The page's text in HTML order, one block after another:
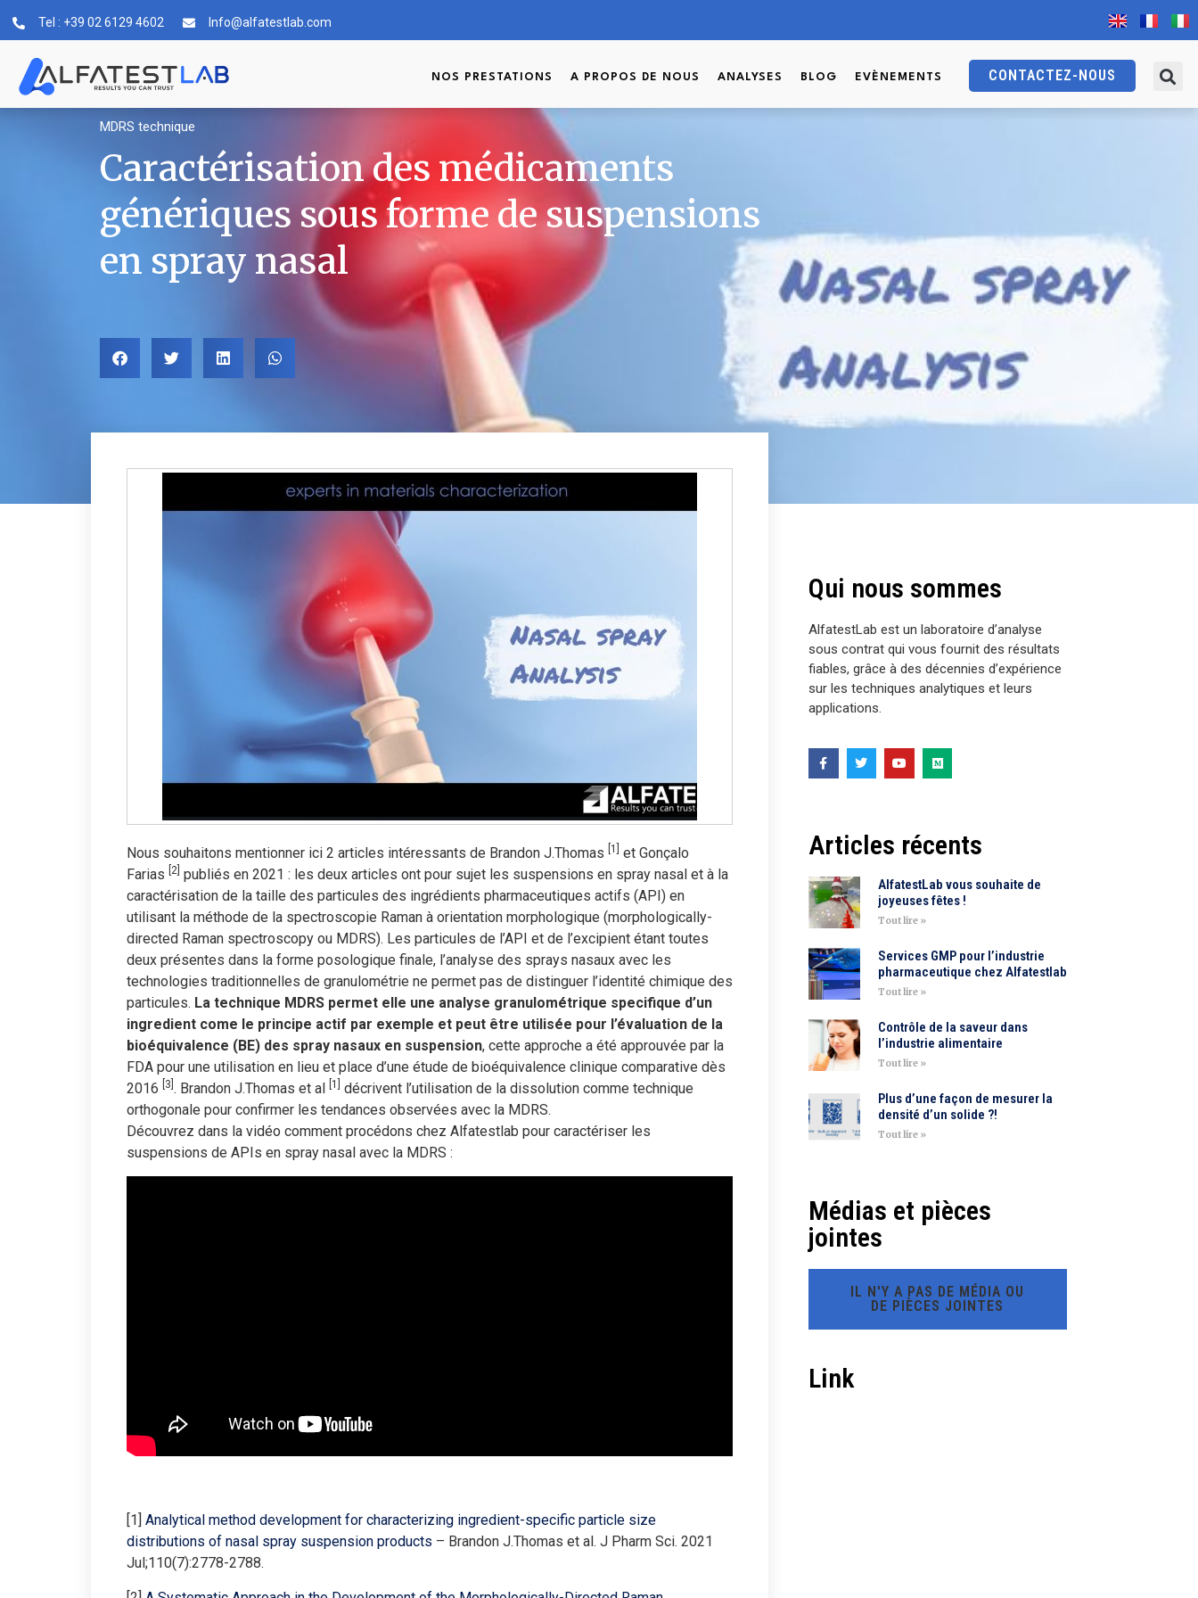
Tel : +39 02 6129 4602 Info@alfatestlab.com
NOS PRESTATIONS A PROPOS DE NOUS ANALYSES BLOG EVÈNEMENTS CONTACTEZ-NOUS
MDRS technique
Caractérisation des médicaments
génériques sous forme de suspensions
en spray nasal
Nous souhaitons mentionner ici 2 articles intéressants de Brandon J.Thomas [1]
et Gonçalo
Farias [2] publiés en 2021 : les deux articles ont pour sujet les suspensions en spray nasal et à la
caractérisation de la taille des particules des ingrédients pharmaceutiques actifs (API) en
utilisant la méthode de la spectroscopie Raman à orientation morphologique (morphologically-
directed Raman spectroscopy ou MDRS). Les particules de l’API et de l’excipient étant toutes
deux présentes dans la forme posologique finale, l’analyse des sprays nasaux avec les
technologies traditionnelles de granulométrie ne permet pas de distinguer l’identité chimique des
particules. La technique MDRS permet elle une analyse granulométrique specifique d’un
ingredient come le principe actif par exemple et peut être utilisée pour l’évaluation de la
bioéquivalence (BE) des spray nasaux en suspension, cette approche a été approuvée par la
FDA pour une utilisation en lieu et place d’une étude de bioéquivalence clinique comparative dès
2016
[3] . Brandon J.Thomas et al [1]
décrivent l’utilisation de la dissolution comme technique
orthogonale pour confirmer les tendances observées avec la MDRS.
Découvrez dans la vidéo comment procédons chez Alfatestlab pour caractériser les
suspensions de APIs en spray nasal avec la MDRS :
[1] Analytical method development for characterizing ingredient-specific particle size
distributions of nasal spray suspension products – Brandon J.Thomas et al. J Pharm Sci. 2021
Jul;110(7):2778-2788.
Qui nous sommes
AlfatestLab est un laboratoire d’analyse
sous contrat qui vous fournit des résultats
fiables, grâce à des décennies d’expérience
sur les techniques analytiques et leurs
applications.
Articles récents
AlfatestLab vous souhaite de
joyeuses fêtes !
Tout lire »
Services GMP pour l’industrie
pharmaceutique chez Alfatestlab
Tout lire »
Contrôle de la saveur dans
l’industrie alimentaire
Tout lire »
Plus d’une façon de mesurer la
densité d’un solide ?!
Tout lire »
Médias et pièces
jointes
IL N'Y A PAS DE MÉDIA OU
DE PIÈCES JOINTES
Link